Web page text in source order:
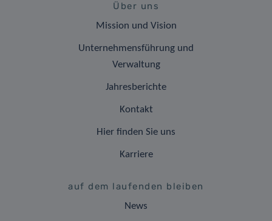
Über uns
Mission und Vision
Unternehmensführung und
Verwaltung
Jahresberichte
Kontakt
Hier finden Sie uns
Karriere
auf dem laufenden bleiben
News